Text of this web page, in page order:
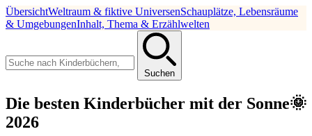
ÜbersichtWeltraum & fiktive UniversenSchauplätze, Lebensräume
& UmgebungenInhalt, Thema & Erzählwelten
Suchen
Die besten Kinderbücher mit der Sonne🌞
2026